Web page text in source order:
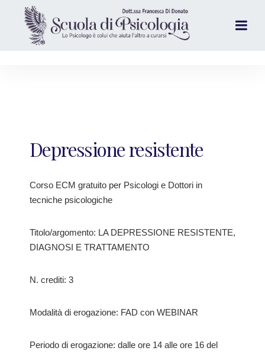
Depressione resistente
Corso ECM gratuito per Psicologi e Dottori in
tecniche psicologiche
Titolo/argomento: LA DEPRESSIONE RESISTENTE,
DIAGNOSI E TRATTAMENTO
N. crediti: 3
Modalità di erogazione: FAD con WEBINAR
Periodo di erogazione: dalle ore 14 alle ore 16 del